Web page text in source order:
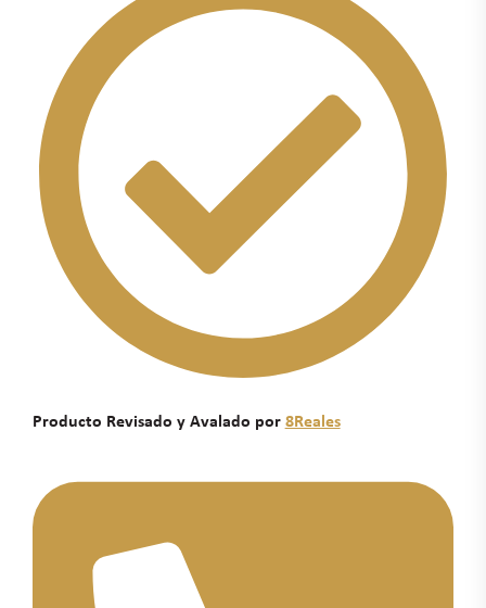
Producto Revisado y Avalado por 8Reales